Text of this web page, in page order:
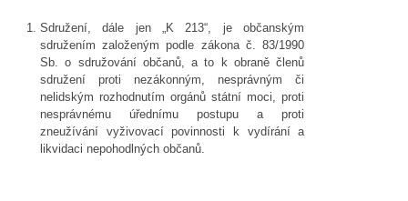
Sdružení, dále jen „K 213“, je občanským
sdružením založeným podle zákona č. 83/1990
Sb. o sdružování občanů, a to k obraně členů
sdružení proti nezákonným, nesprávným či
nelidským rozhodnutím orgánů státní moci, proti
nesprávnému úřednímu postupu a proti
zneužívání vyživovací povinnosti k vydírání a
likvidaci nepohodlných občanů.